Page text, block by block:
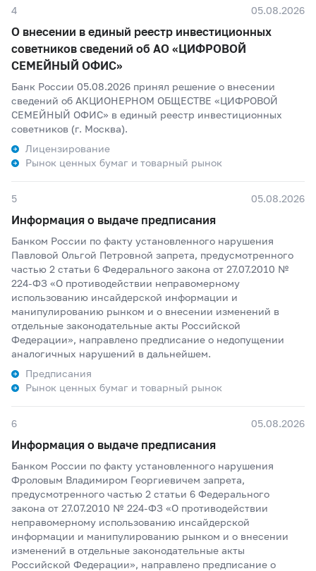
4 05.08.2026
О внесении в единый реестр инвестиционных
советников сведений об АО «ЦИФРОВОЙ
СЕМЕЙНЫЙ ОФИС»
Банк России 05.08.2026 принял решение о внесении
сведений об АКЦИОНЕРНОМ ОБЩЕСТВЕ «ЦИФРОВОЙ
СЕМЕЙНЫЙ ОФИС» в единый реестр инвестиционных
советников (г. Москва).
Лицензирование
Рынок ценных бумаг и товарный рынок
5 05.08.2026
Информация о выдаче предписания
Банком России по факту установленного нарушения
Павловой Ольгой Петровной запрета, предусмотренного
частью 2 статьи 6 Федерального закона от 27.07.2010 №
224-ФЗ «О противодействии неправомерному
использованию инсайдерской информации и
манипулированию рынком и о внесении изменений в
отдельные законодательные акты Российской
Федерации», направлено предписание о недопущении
аналогичных нарушений в дальнейшем.
Предписания
Рынок ценных бумаг и товарный рынок
6 05.08.2026
Информация о выдаче предписания
Банком России по факту установленного нарушения
Фроловым Владимиром Георгиевичем запрета,
предусмотренного частью 2 статьи 6 Федерального
закона от 27.07.2010 № 224-ФЗ «О противодействии
неправомерному использованию инсайдерской
информации и манипулированию рынком и о внесении
изменений в отдельные законодательные акты
Российской Федерации», направлено предписание о